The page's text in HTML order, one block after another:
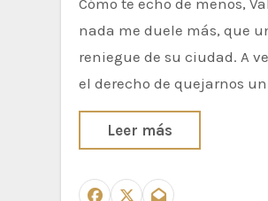
Cómo te echo de menos, Valladolid. Por eso,
nada me duele más, que
reniegue de su ciudad. A
el derecho de quejarnos un
Leer más